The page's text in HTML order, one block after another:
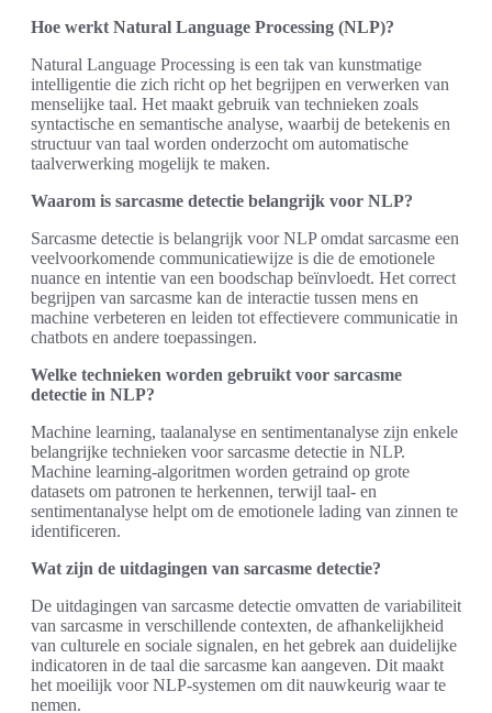
Hoe werkt Natural Language Processing (NLP)?
Natural Language Processing is een tak van kunstmatige
intelligentie die zich richt op het begrijpen en verwerken van
menselijke taal. Het maakt gebruik van technieken zoals
syntactische en semantische analyse, waarbij de betekenis en
structuur van taal worden onderzocht om automatische
taalverwerking mogelijk te maken.
Waarom is sarcasme detectie belangrijk voor NLP?
Sarcasme detectie is belangrijk voor NLP omdat sarcasme een
veelvoorkomende communicatiewijze is die de emotionele
nuance en intentie van een boodschap beïnvloedt. Het correct
begrijpen van sarcasme kan de interactie tussen mens en
machine verbeteren en leiden tot effectievere communicatie in
chatbots en andere toepassingen.
Welke technieken worden gebruikt voor sarcasme
detectie in NLP?
Machine learning, taalanalyse en sentimentanalyse zijn enkele
belangrijke technieken voor sarcasme detectie in NLP.
Machine learning-algoritmen worden getraind op grote
datasets om patronen te herkennen, terwijl taal- en
sentimentanalyse helpt om de emotionele lading van zinnen te
identificeren.
Wat zijn de uitdagingen van sarcasme detectie?
De uitdagingen van sarcasme detectie omvatten de variabiliteit
van sarcasme in verschillende contexten, de afhankelijkheid
van culturele en sociale signalen, en het gebrek aan duidelijke
indicatoren in de taal die sarcasme kan aangeven. Dit maakt
het moeilijk voor NLP-systemen om dit nauwkeurig waar te
nemen.